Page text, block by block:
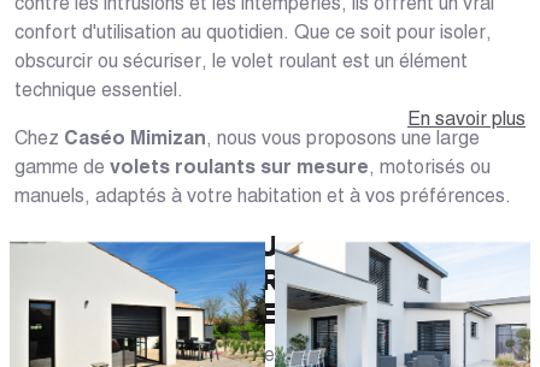
confort d'utilisation au quotidien. Que ce soit pour isoler,
obscurcir ou sécuriser, le volet roulant est un élément
technique essentiel.
Chez Caséo Mimizan, nous vous proposons une large
gamme de volets roulants sur mesure, motorisés ou
manuels, adaptés à votre habitation et à vos préférences.
DES VOLETS ROULANTS
ADAPTÉS À VOTRE MAISON
DANS LES LANDES
Nous intervenons àMimizanet dans les communes voisines
En savoir plus